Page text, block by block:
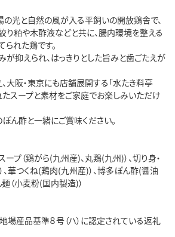
の光と自然の風が入る平飼いの開放鶏舎で、
り粕や木酢液などと共に、腸内環境を整える
れた鶏です。
抑えられ、はっきりとした旨みと歯ごたえが
大阪・東京にも店舗展開する｢水たき料亭
スープと素材をご家庭でお楽しみいただけ
ん酢と一緒にご賞味ください。
プ（鶏がら(九州産)、丸鶏(九州)）、切り身・
、華つくね(鶏肉(九州産)）、博多ぽん酢(醤油
（小麦粉(国内製造)）
場産品基準８号（ハ）に認定されている返礼